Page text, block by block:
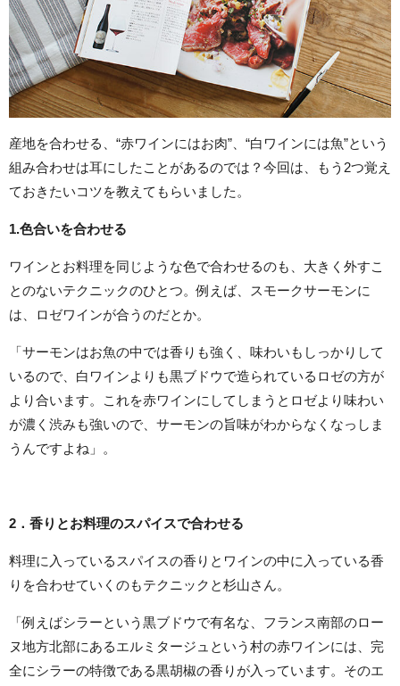
産地を合わせる、“赤ワインにはお肉”、“白ワインには魚”という
組み合わせは耳にしたことがあるのでは？今回は、もう2つ覚え
ておきたいコツを教えてもらいました。
1.色合いを合わせる
ワインとお料理を同じような色で合わせるのも、大きく外すこ
とのないテクニックのひとつ。例えば、スモークサーモンに
は、ロゼワインが合うのだとか。
「サーモンはお魚の中では香りも強く、味わいもしっかりして
いるので、白ワインよりも黒ブドウで造られているロゼの方が
より合います。これを赤ワインにしてしまうとロゼより味わい
が濃く渋みも強いので、サーモンの旨味がわからなくなっしま
うんですよね」。
2 ．香りとお料理のスパイスで合わせる
料理に入っているスパイスの香りとワインの中に入っている香
りを合わせていくのもテクニックと杉山さん。
「例えばシラーという黒ブドウで有名な、フランス南部のロー
ヌ地方北部にあるエルミタージュという村の赤ワインには、完
全にシラーの特徴である黒胡椒の香りが入っています。そのエ